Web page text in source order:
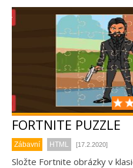
FORTNITE PUZZLE
Zábavní HTML [17.2.2020]
Složte Fortnite obrázky v